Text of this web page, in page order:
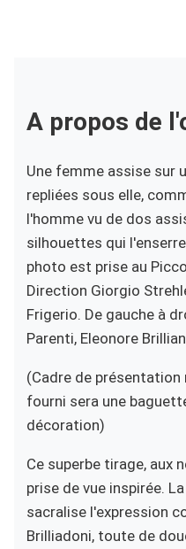
A propos de
Une femme assise sur
repliées sous elle,
l'homme vu de dos
silhouettes qui
photo est prise au
Direction Giorgio
Frigerio. De gauche à
Parenti, Eleonore
(Cadre de
fourni sera une
décoration)
Ce superbe tirage, aux
prise de vue inspirée.
sacralise l'expression
Brilliadoni, toute de